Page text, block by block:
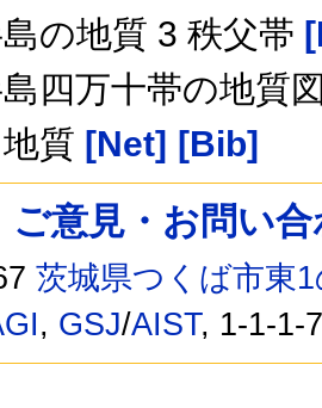
の地質 3 秩父帯
四万十帯の地質
質 [Net] [Bib]
ご意見・お問い
茨城県つくば市東
, GSJ/AIST, 1-1-1-